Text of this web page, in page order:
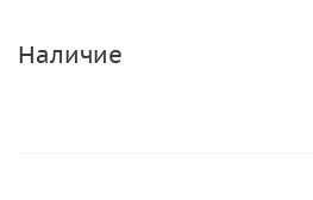
Наличие